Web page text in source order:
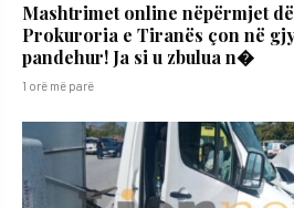
Mashtrimet online nëpërmjet
Prokuroria e Tiranës çon në
pandehur! Ja si u zbulua n�
1 orë më parë